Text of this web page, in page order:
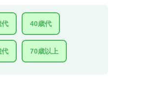
代 40歳代
代 70歳以上